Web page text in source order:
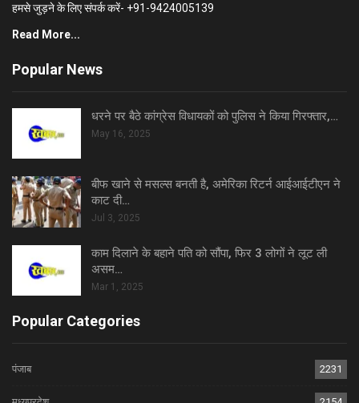
हमसे जुड़ने के लिए संपर्क करें- +91-9424005139
Read More...
Popular News
धरने पर बैठे कांग्रेस विधायकों को पुलिस ने किया गिरफ्तार,…
May 16, 2025
बीफ खाने से मसल्स बनती है, अमेरिका रिटर्न आईआईटीएन ने
काट दी…
Jul 3, 2025
काम दिलाने के बहाने पति को सौंपा, फिर 3 लोगों ने लूट ली
असम…
Mar 1, 2025
Popular Categories
पंजाब 2231